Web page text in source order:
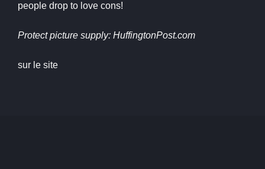
people drop to love cons!
Protect picture supply: HuffingtonPost.com
sur le site